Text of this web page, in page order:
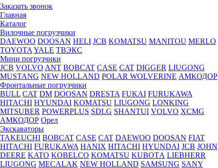
Заказать звонок
Главная
Каталог
Вилочные погрузчики
DAEWOO DOOSAN HELI JCB KOMATSU MANITOU MERLO
TOYOTA YALE ТВЭКС
Мини погрузчики
JCB VOLVO ANT BOBCAT CASE CAT DIGGER LIUGONG
MUSTANG NEW HOLLAND POLAR WOLVERINE АМКОДОР
Фронтальные погрузчики
BULL CAT DM DOOSAN DRESTA FUKAI FURUKAWA
HITACHI HYUNDAI KOMATSU LIUGONG LONKING
MITSUBER POWERPLUS SDLG SHANTUI VOLVO XCMG
АМКОДОР Орел
Экскаваторы
TAKEUCHI BOBCAT CASE CAT DAEWOO DOOSAN FIAT
HITACHI FURUKAWA HANIX HITACHI HYUNDAI JCB JOHN
DEERE KATO KOBELCO KOMATSU KUBOTА LIEBHERR
LIUGONG MECALAK NEW HOLLAND SAMSUNG SANY